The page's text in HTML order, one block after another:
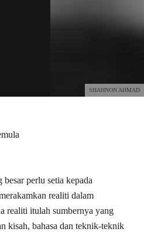
SHAHNON AHMAD
besar perlu setia kepada
realiti dalam
realiti itulah sumbernya yang
kisah, bahasa dan teknik-teknik